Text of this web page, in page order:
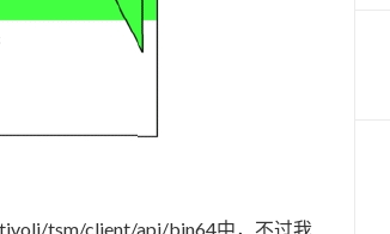
tsm/client/api/bin64中，不过我